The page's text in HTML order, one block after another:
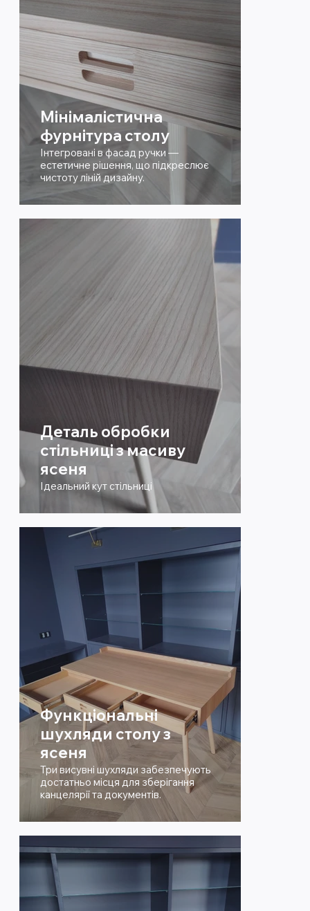
Мінімалістична
фурнітура столу
Інтегровані в фасад ручки —
естетичне рішення, що підкреслює
чистоту ліній дизайну.
Деталь обробки
стільниці з масиву
ясеня
Ідеальний кут стільниці
Функціональні
шухляди столу з
ясеня
Три висувні шухляди забезпечують
достатньо місця для зберігання
канцелярії та документів.